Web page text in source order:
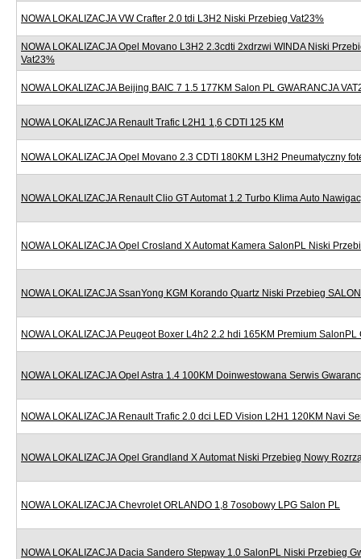
NOWA LOKALIZACJA VW Crafter 2.0 tdi L3H2 Niski Przebieg Vat23%
NOWA LOKALIZACJA Opel Movano L3H2 2.3cdti 2xdrzwi WINDA Niski
Vat23%
NOWA LOKALIZACJA Beijing BAIC 7 1.5 177KM Salon PL GWARANCJA
NOWA LOKALIZACJA Renault Trafic L2H1 1,6 CDTI 125 KM
NOWA LOKALIZACJA Opel Movano 2.3 CDTI 180KM L3H2 Pneumatyczny
NOWA LOKALIZACJA Renault Clio GT Automat 1.2 Turbo Klima Auto
NOWA LOKALIZACJA Opel Crosland X Automat Kamera SalonPL Niski
NOWA LOKALIZACJA SsanYong KGM Korando Quartz Niski Przebieg
NOWA LOKALIZACJA Peugeot Boxer L4h2 2.2 hdi 165KM Premium
NOWA LOKALIZACJA Opel Astra 1.4 100KM Doinwestowana Serwis
NOWA LOKALIZACJA Renault Trafic 2.0 dci LED Vision L2H1 120KM Navi
NOWA LOKALIZACJA Opel Grandland X Automat Niski Przebieg Nowy
NOWA LOKALIZACJA Chevrolet ORLANDO 1,8 7osobowy LPG Salon PL
NOWA LOKALIZACJA Dacia Sandero Stepway 1.0 SalonPL Niski Przebieg